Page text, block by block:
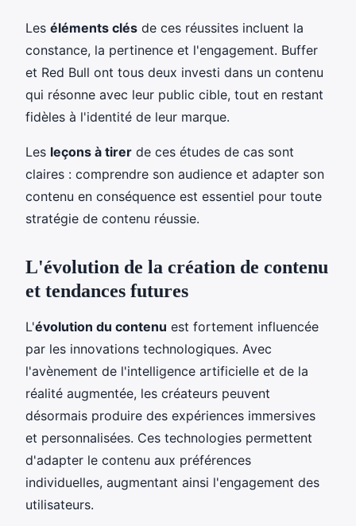
Les éléments clés de ces réussites incluent la
constance, la pertinence et l'engagement. Buffer
et Red Bull ont tous deux investi dans un contenu
qui résonne avec leur public cible, tout en restant
fidèles à l'identité de leur marque.
Les leçons à tirer de ces études de cas sont
claires : comprendre son audience et adapter son
contenu en conséquence est essentiel pour toute
stratégie de contenu réussie.
L'évolution de la création de contenu
et tendances futures
L'évolution du contenu est fortement influencée
par les innovations technologiques. Avec
l'avènement de l'intelligence artificielle et de la
réalité augmentée, les créateurs peuvent
désormais produire des expériences immersives
et personnalisées. Ces technologies permettent
d'adapter le contenu aux préférences
individuelles, augmentant ainsi l'engagement des
utilisateurs.